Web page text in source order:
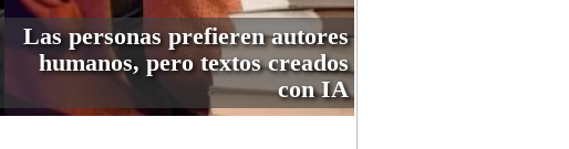
Las personas prefieren autores
humanos, pero textos creados
con IA